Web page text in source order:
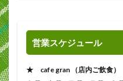
営業スケジュール
★ cafe gran （店内ご飲食）